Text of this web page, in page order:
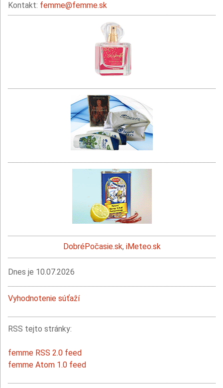
Kontakt: femme@femme.sk
DobréPočasie.sk, iMeteo.sk
Dnes je 10.07.2026
Vyhodnotenie súťaží
RSS tejto stránky:
femme RSS 2.0 feed
femme Atom 1.0 feed